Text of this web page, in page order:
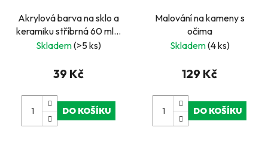
Akrylová barva na sklo a
keramiku stříbrná 60 ml –
Voděodolná bez
Skladem(>5 ks)
39 Kč
DO KOŠÍKU
Malování na kameny s
očima
Skladem(4 ks)
129 Kč
DO KOŠÍKU